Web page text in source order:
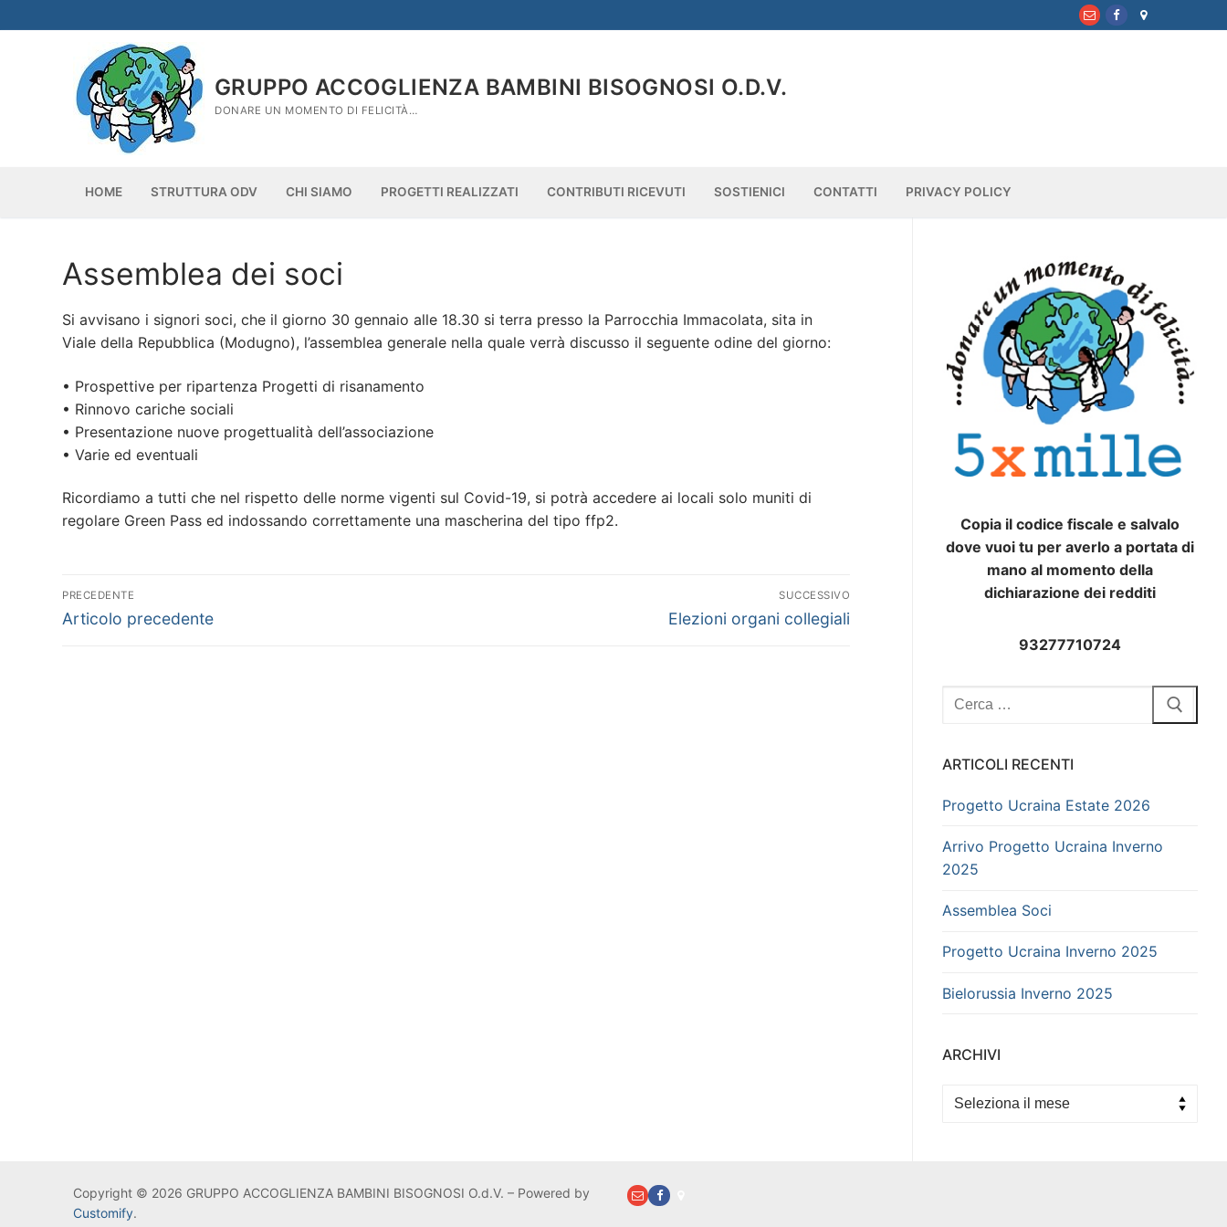
al
GRUPPO ACCOGLIENZA BAMBINI BISOGNOSI O.D.V.
DONARE UN MOMENTO DI FELICITÀ…
HOME STRUTTURA ODV CHI SIAMO PROGETTI REALIZZATI CONTRIBUTI RICEVUTI SOSTIENICI CONTATTI PRIVACY POLICY
Assemblea dei soci
Si avvisano i signori soci, che il giorno 30 gennaio alle 18.30 si terra presso la Parrocchia Immacolata, sita in
Viale della Repubblica (Modugno), l’assemblea generale nella quale verrà discusso il seguente odine del giorno:
• Prospettive per ripartenza Progetti di risanamento
• Rinnovo cariche sociali
• Presentazione nuove progettualità dell’associazione
• Varie ed eventuali
Ricordiamo a tutti che nel rispetto delle norme vigenti sul Covid-19, si potrà accedere ai locali solo muniti di
regolare Green Pass ed indossando correttamente una mascherina del tipo ffp2.
Navigazione
articoli
PRECEDENTE
Articolo
Articolo precedente
SUCCESSIVO
Articolo
Elezioni organi collegiali
Copia il codice fiscale e salvalo
dove vuoi tu per averlo a portata di
mano al momento della
dichiarazione dei redditi
93277710724
Cerca:
ARTICOLI RECENTI
Progetto Ucraina Estate 2026
Arrivo Progetto Ucraina Inverno
2025
Assemblea Soci
Progetto Ucraina Inverno 2025
Bielorussia Inverno 2025
ARCHIVI
Archivi
Copyright © 2026 GRUPPO ACCOGLIENZA BAMBINI BISOGNOSI O.d.V. – Powered by
Customify.